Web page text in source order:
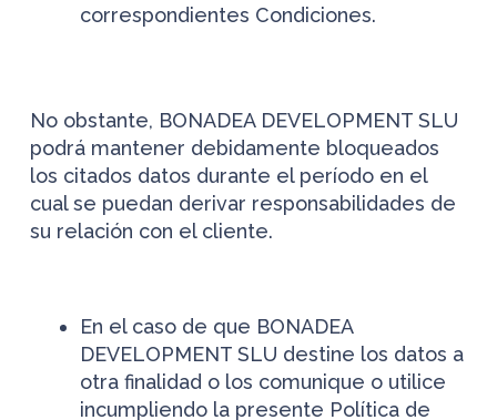
correspondientes Condiciones.
No obstante, BONADEA DEVELOPMENT SLU
podrá mantener debidamente bloqueados
los citados datos durante el período en el
cual se puedan derivar responsabilidades de
su relación con el cliente.
En el caso de que BONADEA
DEVELOPMENT SLU destine los datos a
otra finalidad o los comunique o utilice
incumpliendo la presente Política de